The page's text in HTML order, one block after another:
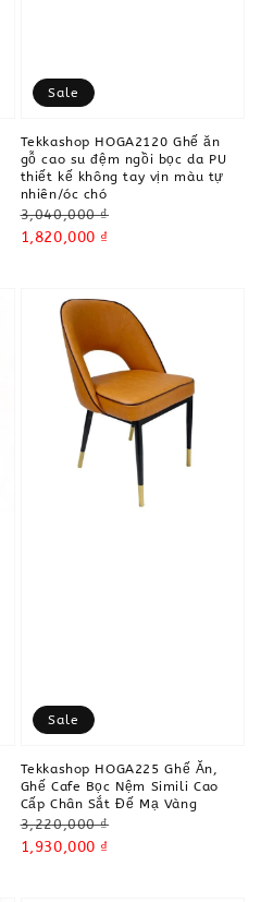
Sale
Tekkashop HOGA2120 Ghế ăn
gỗ cao su đệm ngồi bọc da PU
thiết kế không tay vịn màu tự
nhiên/óc chó
Regular
price
3,040,000 ₫
Sale
1,820,000 ₫
Sale
Tekkashop HOGA225 Ghế Ăn,
Ghế Cafe Bọc Nệm Simili Cao
Cấp Chân Sắt Đế Mạ Vàng
Regular
price
3,220,000 ₫
Sale
1,930,000 ₫